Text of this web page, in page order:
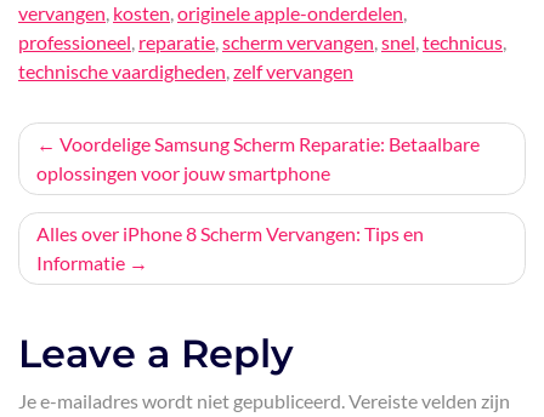
vervangen, kosten,originele apple-onderdelen,
professioneel, reparatie,scherm vervangen,snel,technicus,
technische vaardigheden,zelf vervangen
Bericht
navigatie
Voordelige Samsung Scherm Reparatie: Betaalbare
oplossingen voor jouw smartphone
Alles over iPhone 8 Scherm Vervangen: Tips en
Informatie
Leave a Reply
Je e-mailadres wordt niet gepubliceerd.Vereiste velden zijn